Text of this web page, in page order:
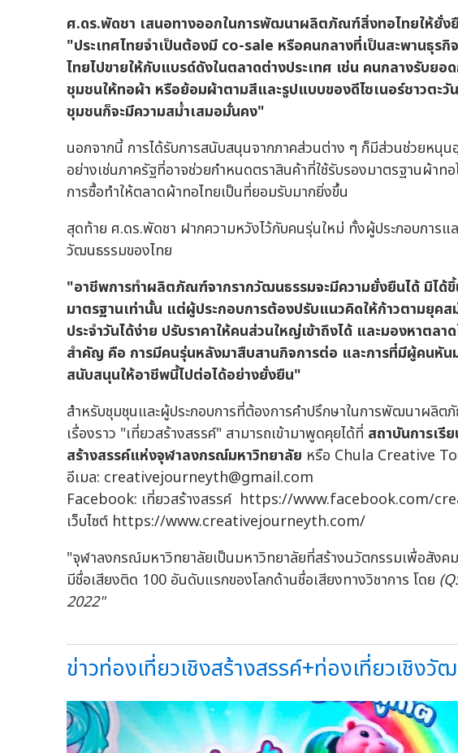
ศ.ดร.พัดชา เสนอทางออกในการพัฒนาผลิตภัณฑ์สิ่งทอไทยให้ยั่งยื
"ประเทศไทยจำเป็นต้องมี co-sale หรือคนกลางที่เป็นสะพานธุ
ไทยไปขายให้กับแบรด์ดังในตลาดต่างประเทศ เช่น คนกลางรับย
ชุมชนให้ทอผ้า หรือย้อมผ้าตามสีและรูปแบบของดีไซเนอร์ชาวตะ
ชุมชนก็จะมีความสม่ำเสมอมั่นคง"
นอกจากนี้ การได้รับการสนับสนุนจากภาคส่วนต่าง ๆ ก็มีส่วนช่วยหนุ
อย่างเช่นภาครัฐที่อาจช่วยกำหนดตราสินค้าที่ใช้รับรองมาตรฐานผ้าทอ
การซื้อทำให้ตลาดผ้าทอไทยเป็นที่ยอมรับมากยิ่งขึ้น
สุดท้าย ศ.ดร.พัดชา ฝากความหวังไว้กับคนรุ่นใหม่ ทั้งผู้ประกอบการแ
วัฒนธรรมของไทย
"อาชีพการทำผลิตภัณฑ์จากรากวัฒนธรรมจะมีความยั่งยืนได้ มิไ
มาตรฐานเท่านั้น แต่ผู้ประกอบการต้องปรับแนวคิดให้ก้าวตามยุคส
ประจำวันได้ง่าย ปรับราคาให้คนส่วนใหญ่เข้าถึงได้ และมองหาตล
สำคัญ คือ การมีคนรุ่นหลังมาสืบสานกิจการต่อ และการที่มีผู้คนหัน
สนับสนุนให้อาชีพนี้ไปต่อได้อย่างยั่งยืน"
สำหรับชุมชุนและผู้ประกอบการที่ต้องการคำปรึกษาในการพัฒนาผลิ
เรื่องราว "เที่ยวสร้างสรรค์" สามารถเข้ามาพูดคุยได้ที่ สถาบันการเรี
สร้างสรรค์แห่งจุฬาลงกรณ์มหาวิทยาลัย หรือ Chula Creative
อีเมล: creativejourneyth@gmail.com
Facebook: เที่ยวสร้างสรรค์ https://www.facebook.com/
เว็บไซต์ https://www.creativejourneyth.com/
"จุฬาลงกรณ์มหาวิทยาลัยเป็นมหาวิทยาลัยที่สร้างนวัตกรรมเพื่อสังค
มีชื่อเสียงติด 100 อันดับแรกของโลกด้านชื่อเสียงทางวิชาการ โดย
2022"
ข่าวท่องเที่ยวเชิงสร้างสรรค์+ท่องเที่ยวเชิงวั